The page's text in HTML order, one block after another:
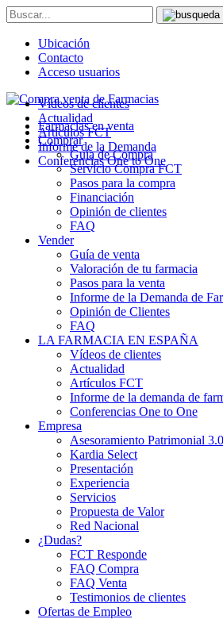
Ubicación
Contacto
Acceso usuarios
Farmacias en venta
Comprar
Guía de Compra
Servicio Compra FCT
Pasos para la compra
Financiación
Opinión de clientes
FAQ
Vender
Guía de venta
Valoración de tu farmacia
Pasos para la venta
Informe de la Demanda de
Opinión de Clientes
FAQ
LA FARMACIA EN ESPAÑA
Vídeos de clientes
Actualidad
Artículos FCT
Informe de la demanda de
Conferencias One to One
Empresa
Asesoramiento Patrimonial 3.0
Kardia Select
Presentación
Experiencia
Servicios
Propuesta de Valor
Red Nacional
¿Dudas?
FCT Responde
FAQ Compra
FAQ Venta
Testimonios de clientes
Ofertas de Empleo
Vídeos de clientes
Actualidad
Artículos FCT
Informe de la Demanda
Conferencias One to One